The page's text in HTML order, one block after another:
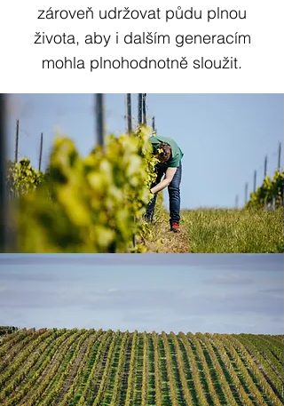
zároveň udržovat půdu plnou
života, aby i dalším generacím
mohla plnohodnotně sloužit.